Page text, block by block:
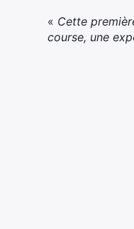
« Cette
course, une